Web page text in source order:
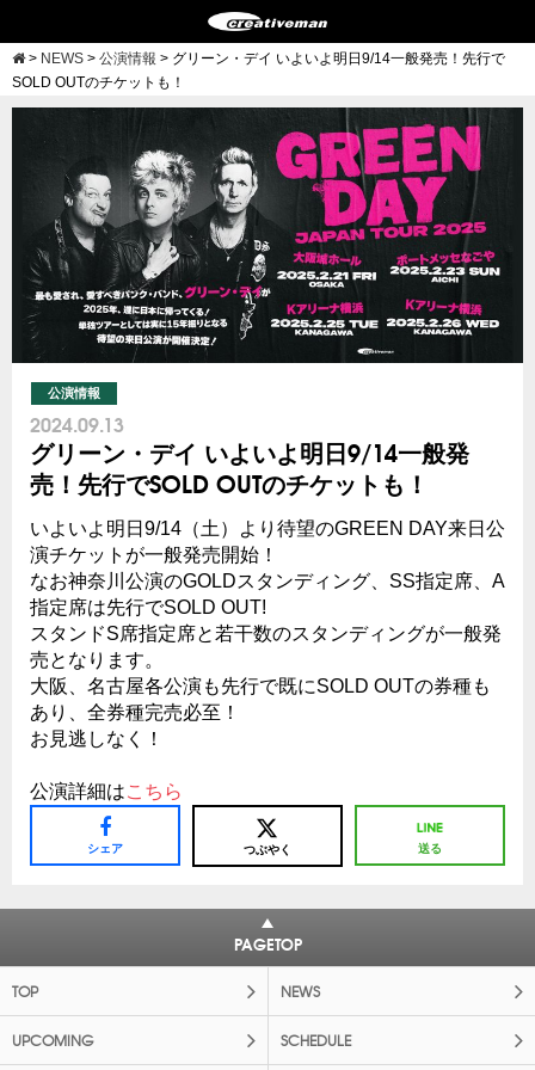
> NEWS > 公演情報 > グリーン・デイ いよいよ明日9/14一般発売！先行で
SOLD OUTのチケットも！
公演情報
2024.09.13
グリーン・デイ いよいよ明日9/14一般発
売！先行でSOLD OUTのチケットも！
いよいよ明日9/14（土）より待望のGREEN DAY来日公
演チケットが一般発売開始！
なお神奈川公演のGOLDスタンディング、SS指定席、A
指定席は先行でSOLD OUT!
スタンドS席指定席と若干数のスタンディングが一般発
売となります。
大阪、名古屋各公演も先行で既にSOLD OUTの券種も
あり、全券種完売必至！
お見逃しなく！
公演詳細はこちら
シェア つぶやく 送る
PAGETOP
TOP NEWS
UPCOMING SCHEDULE